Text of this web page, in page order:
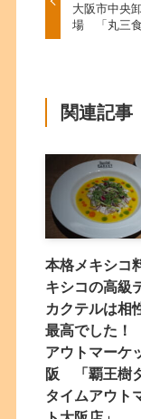
大阪市中央
場 「丸三食
関連記事
本格メキシコ
キシコの高級
カクテルは相
最高でした
アウトマーケ
阪 「覇王樹
タイムアウト